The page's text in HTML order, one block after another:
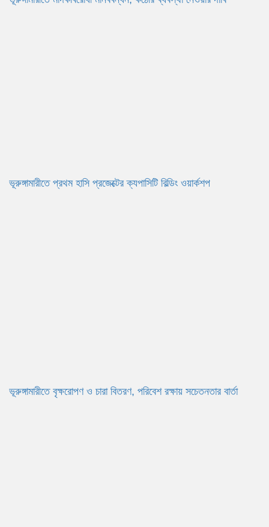
ভূরুঙ্গামারীতে প্রথম হাসি প্রজেক্টের ক্যপাসিটি বিল্ডিং ওয়ার্কশপ
ভূরুঙ্গামারীতে বৃক্ষরোপণ ও চারা বিতরণ, পরিবেশ রক্ষায় সচেতনতার বার্তা